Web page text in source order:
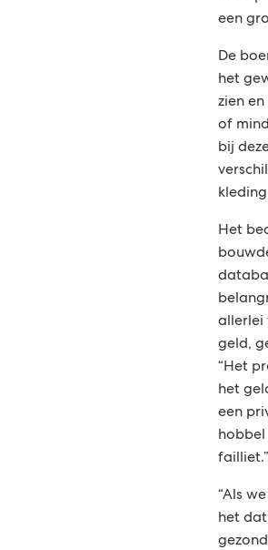
een
De
het
zien
of
bij
Het
allerlei
geld,
“Het
het
een
hobbel
failliet.”
“Als
het